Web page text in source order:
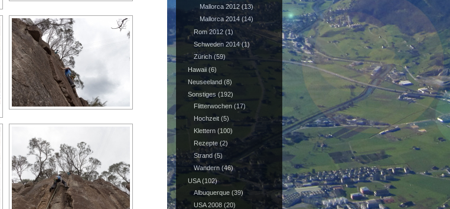
Mallorca 2012(13)
Mallorca 2014(14)
Rom 2012(1)
Schweden 2014(1)
Zürich(59)
Hawaii(6)
Neuseeland(8)
Sonstiges (192)
Flitterwochen(17)
Hochzeit(5)
Klettern(100)
Rezepte(2)
Strand(5)
Wandern(46)
USA(102)
Albuquerque(39)
USA 2008(20)